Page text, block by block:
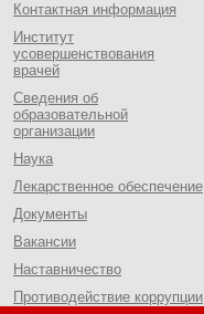
Контактная информация
Институт
усовершенствования
врачей
Сведения об
образовательной
организации
Наука
Лекарственное обеспечение
Документы
Вакансии
Наставничество
Противодействие коррупции